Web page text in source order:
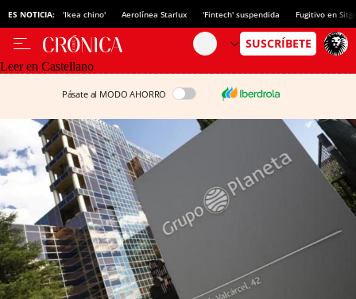
ES NOTICIA: 'Ikea chino' Aerolínea Starlux 'Fintech' suspendida Fugitivo en
Leer en Castellano
Pásate al MODO AHORRO